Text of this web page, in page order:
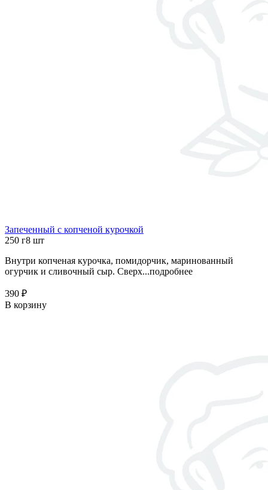
Запеченный с копченой курочкой
250 г8 шт
Внутри копченая курочка, помидорчик, маринованный
огурчик и сливочный сыр. Сверх...подробнее
390 ₽
В корзину